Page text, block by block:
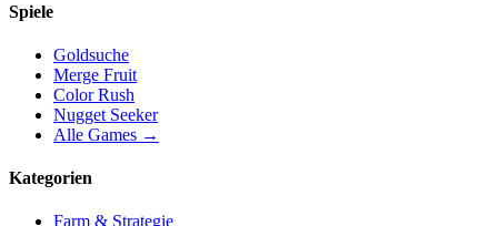
Spiele
Goldsuche
Merge Fruit
Color Rush
Nugget Seeker
Alle Games →
Kategorien
Farm & Strategie